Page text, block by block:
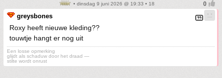
• dinsdag 9 juni 2026 @ 19:33 • 18
greysbones
Roxy heeft nieuwe kleding??
touwtje hangt er nog uit
Een losse opmerking
glijdt als schaduw door het draad —
stilte wordt onrust